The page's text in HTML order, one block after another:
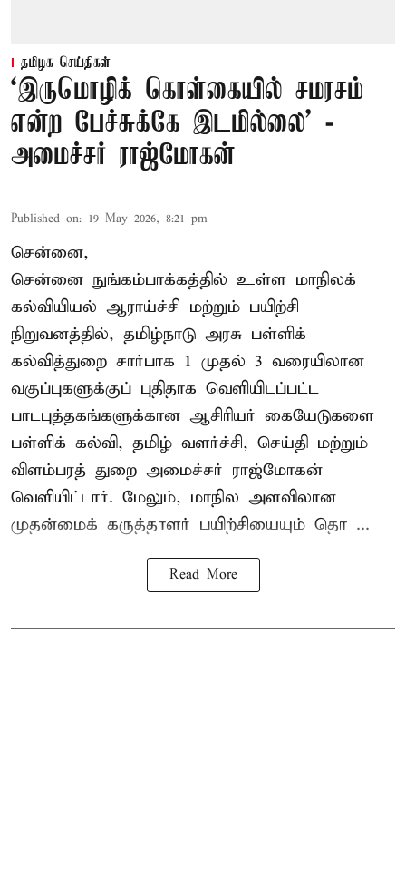
தமிழக செய்திகள்
‘இருமொழிக் கொள்கையில் சமரசம்
என்ற பேச்சுக்கே இடமில்லை’ -
அமைச்சர் ராஜ்மோகன்
Published on: 19 May 2026, 8:21 pm
சென்னை,
சென்னை நுங்கம்பாக்கத்தில் உள்ள மாநிலக்
கல்வியியல் ஆராய்ச்சி மற்றும் பயிற்சி
நிறுவனத்தில், தமிழ்நாடு அரசு பள்ளிக்
கல்வித்துறை சார்பாக 1 முதல் 3 வரையிலான
வகுப்புகளுக்குப் புதிதாக வெளியிடப்பட்ட
பாடபுத்தகங்களுக்கான ஆசிரியர் கையேடுகளை
பள்ளிக் கல்வி, தமிழ் வளர்ச்சி, செய்தி மற்றும்
விளம்பரத் துறை அமைச்சர் ராஜ்மோகன்
வெளியிட்டார். மேலும், மாநில அளவிலான
முதன்மைக் கருத்தாளர் பயிற்சியையும் தொ ...
Read More